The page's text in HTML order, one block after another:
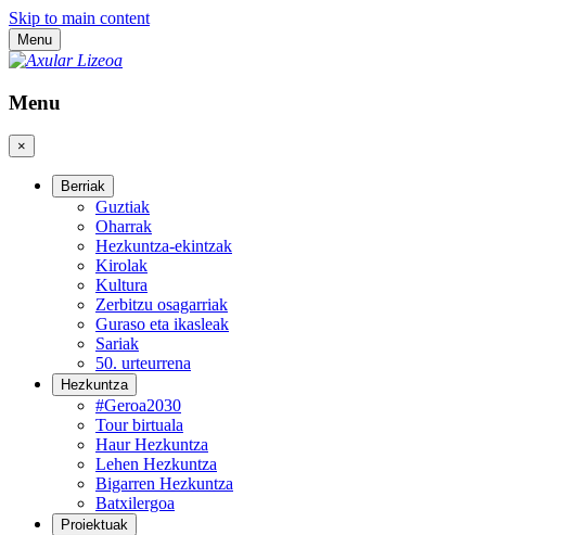
Skip to main content
Menu
Menu
×
Berriak
Guztiak
Oharrak
Hezkuntza-ekintzak
Kirolak
Kultura
Zerbitzu osagarriak
Guraso eta ikasleak
Sariak
50. urteurrena
Hezkuntza
#Geroa2030
Tour birtuala
Haur Hezkuntza
Lehen Hezkuntza
Bigarren Hezkuntza
Batxilergoa
Proiektuak